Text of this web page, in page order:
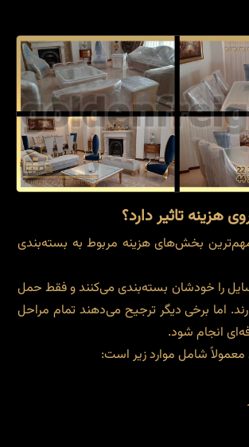
هزینه تاثیر دارد؟
مهم‌ترین بخش‌های هزینه مربوط به بسته‌بندی
را خودشان بسته‌بندی می‌کنند و فقط حمل
اما برخی دیگر ترجیح می‌دهند تمام مراحل
انجام شود.
شامل موارد زیر است: